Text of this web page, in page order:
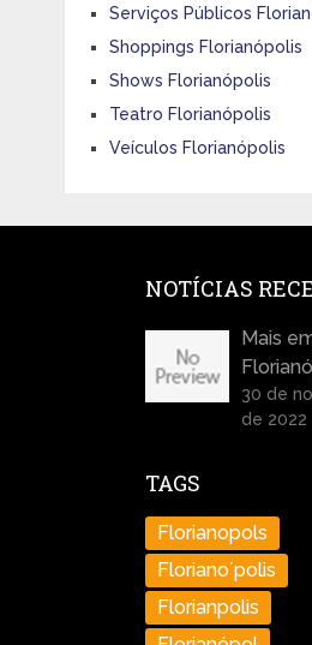
Serviços Públicos
Shoppings Florianópolis
Shows Florianópolis
Teatro Florianópolis
Veículos Florianópolis
NOTÍCIAS
Mais
30 de
de 2022
TAGS
Florianopols
Floriano´polis
Florianpolis